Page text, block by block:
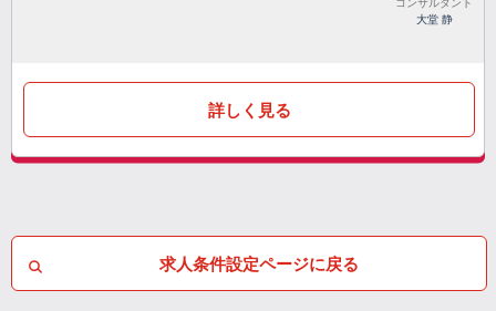
コンサルタント
大堂 静
詳しく見る
求人条件設定ページに戻る